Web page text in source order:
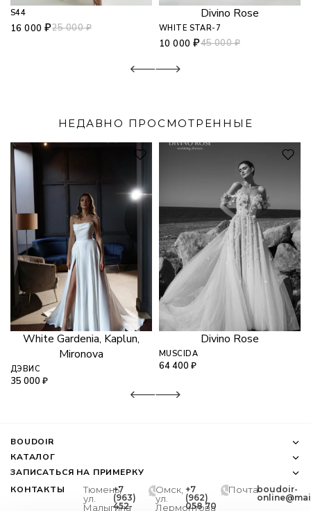
S44
25 000₽
16 000₽
Divino Rose
WHITE STAR-7
45 000₽
10 000₽
НЕДАВНО ПРОСМОТРЕННЫЕ
White Gardenia, Kaplun,
Mironova
ДЭВИС
35 000₽
Divino Rose
MUSCIDA
64 400 ₽
BOUDOIR
КАТАЛОГ
ЗАПИСАТЬСЯ НА ПРИМЕРКУ
КОНТАКТЫ
Тюмень,
ул.
Малыгина
+7
(963)
452-
Омск,
ул.
Лермонтова
+7
(962)
058 70
Почтаboudoir-